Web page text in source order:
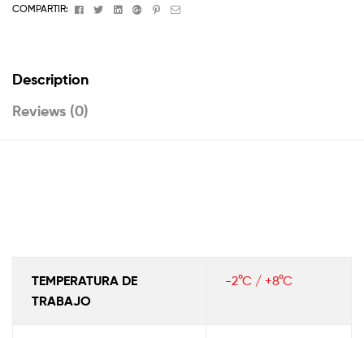
COMPARTIR:
FacebookTwitterLinkedinGoogle+Pinterest
Email
Description
Reviews (0)
TEMPERATURA DE
TRABAJO
-2°C / +8°C